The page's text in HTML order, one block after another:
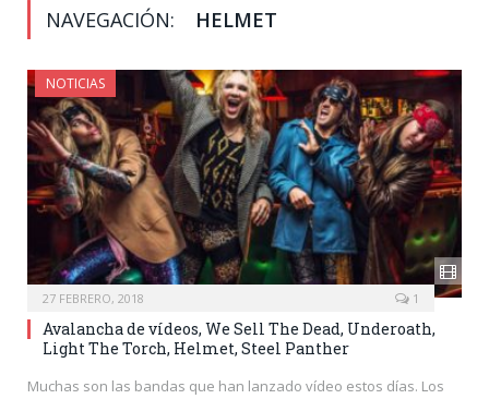
NAVEGACIÓN: HELMET
NOTICIAS
27 FEBRERO, 2018 1
Avalancha de vídeos, We Sell The Dead, Underoath,
Light The Torch, Helmet, Steel Panther
Muchas son las bandas que han lanzado vídeo estos días. Los